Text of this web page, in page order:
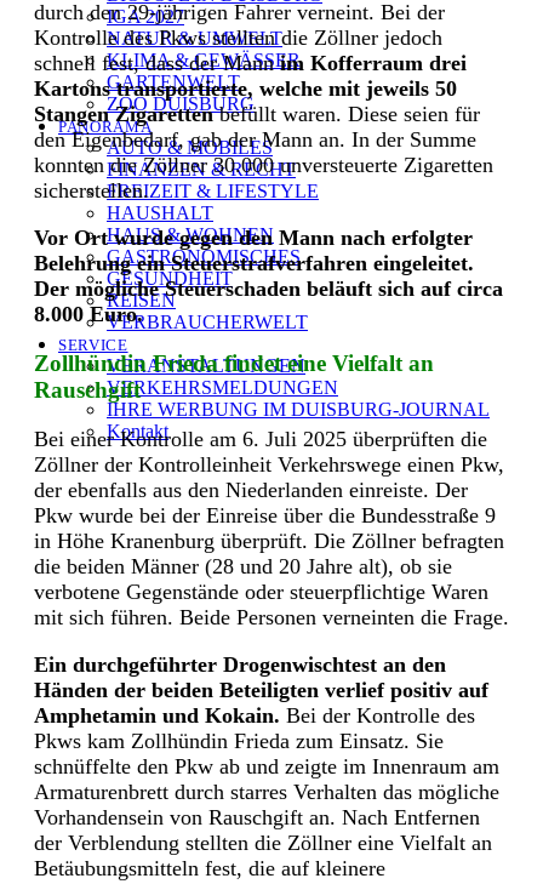
IGA 2027
NATUR & UMWELT
KLIMA & GEWÄSSER
GARTENWELT
ZOO DUISBURG
PANORAMA
AUTO & MOBILES
FINANZEN & RECHT
FREIZEIT & LIFESTYLE
HAUSHALT
HAUS & WOHNEN
GASTRONOMISCHES
GESUNDHEIT
REISEN
VERBRAUCHERWELT
SERVICE
VERANSTALTUNGEN
VERKEHRSMELDUNGEN
IHRE WERBUNG IM DUISBURG-JOURNAL
Kontakt
durch den 29-jährigen Fahrer verneint. Bei der
Kontrolle des Pkws stellten die Zöllner jedoch
schnell fest, dass der Mannim Kofferraum drei
Kartons transportierte, welche mit jeweils 50
Stangen Zigarettenbefüllt waren. Diese seien für
den Eigenbedarf, gab der Mann an. In der Summe
konnten die Zöllner 30.000 unversteuerte Zigaretten
sicherstellen.
Vor Ort wurde gegen den Mann nach erfolgter
Belehrung ein Steuerstrafverfahren eingeleitet.
Der mögliche Steuerschaden beläuft sich auf circa
8.000 Euro.
Zollhündin Frieda findet eine Vielfalt an
Rauschgift
Bei einer Kontrolle am 6. Juli 2025 überprüften die
Zöllner der Kontrolleinheit Verkehrswege einen Pkw,
der ebenfalls aus den Niederlanden einreiste. Der
Pkw wurde bei der Einreise über die Bundesstraße 9
in Höhe Kranenburg überprüft. Die Zöllner befragten
die beiden Männer (28 und 20 Jahre alt), ob sie
verbotene Gegenstände oder steuerpflichtige Waren
mit sich führen. Beide Personen verneinten die Frage.
Ein durchgeführter Drogenwischtest an den
Händen der beiden Beteiligten verlief positiv auf
Amphetamin und Kokain. Bei der Kontrolle des
Pkws kam Zollhündin Frieda zum Einsatz. Sie
schnüffelte den Pkw ab und zeigte im Innenraum am
Armaturenbrett durch starres Verhalten das mögliche
Vorhandensein von Rauschgift an. Nach Entfernen
der Verblendung stellten die Zöllner eine Vielfalt an
Betäubungsmitteln fest, die auf kleinere